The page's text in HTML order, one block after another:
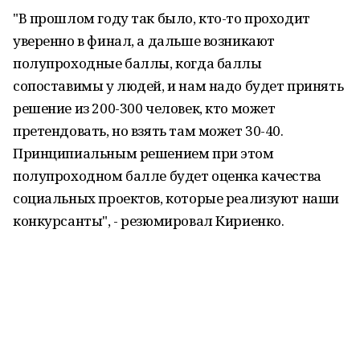
"В прошлом году так было, кто-то проходит
уверенно в финал, а дальше возникают
полупроходные баллы, когда баллы
сопоставимы у людей, и нам надо будет принять
решение из 200-300 человек, кто может
претендовать, но взять там может 30-40.
Принципиальным решением при этом
полупроходном балле будет оценка качества
социальных проектов, которые реализуют наши
конкурсанты", - резюмировал Кириенко.